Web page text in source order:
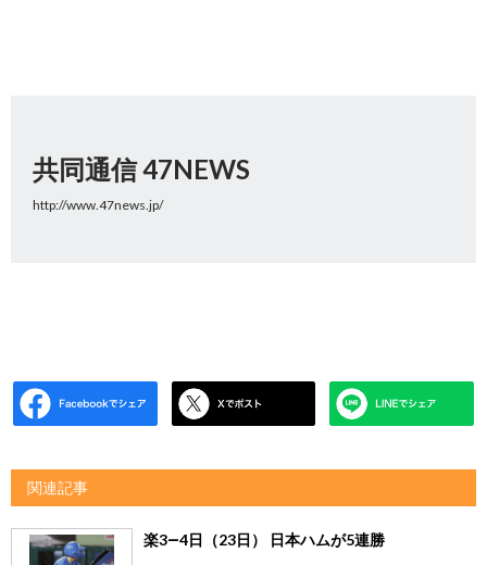
共同通信 47NEWS
http://www.47news.jp/
関連記事
楽3―4日（23日） 日本ハムが5連勝